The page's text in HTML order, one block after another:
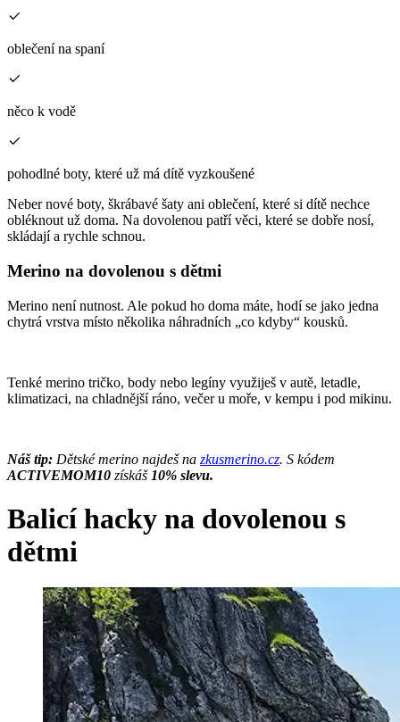
oblečení na spaní
něco k vodě
pohodlné boty, které už má dítě vyzkoušené
Neber nové boty, škrábavé šaty ani oblečení, které si dítě nechce
obléknout už doma. Na dovolenou patří věci, které se dobře nosí,
skládají a rychle schnou.
Merino na dovolenou s dětmi
Merino není nutnost. Ale pokud ho doma máte, hodí se jako jedna
chytrá vrstva místo několika náhradních „co kdyby“ kousků.
Tenké merino tričko, body nebo legíny využiješ v autě, letadle,
klimatizaci, na chladnější ráno, večer u moře, v kempu i pod mikinu.
Náš tip: Dětské merino najdeš na zkusmerino.cz. S kódem
ACTIVEMOM10 získáš 10% slevu.
Balicí hacky na dovolenou s
dětmi